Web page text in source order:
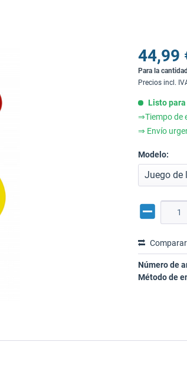
44,99
Para la
Precios incl.
Listo
⇒Tiempo de
⇒ Envío
Modelo:
Comparar
Número de
Método de